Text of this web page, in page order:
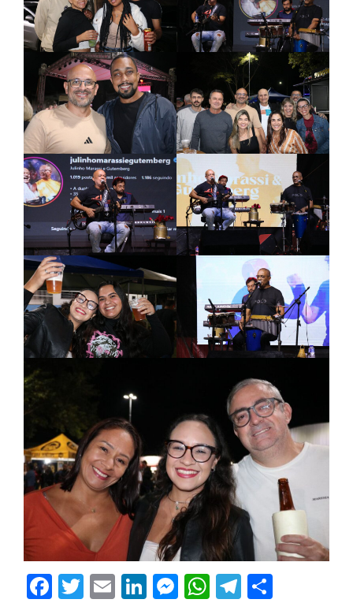
Facebook
Twitter
EmailLinkedIn
Messenger
WhatsApp
Telegram